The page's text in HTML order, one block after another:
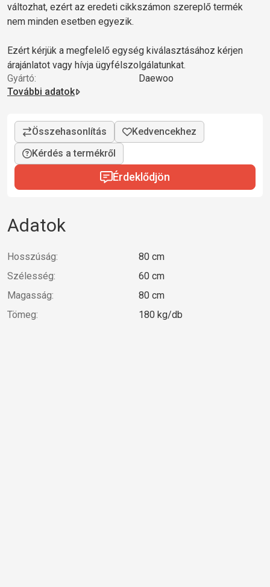
változhat, ezért az eredeti cikkszámon szereplő termék
nem minden esetben egyezik.
Ezért kérjük a megfelelő egység kiválasztásához kérjen
árajánlatot vagy hívja ügyfélszolgálatunkat.
Gyártó:
Daewoo
További adatok
Kérdés a termékről
Érdeklődjön
Adatok
Hosszúság:
80 cm
Szélesség:
60 cm
Magasság:
80 cm
Tömeg:
180 kg/db